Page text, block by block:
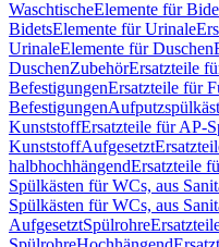
WaschtischeElemente für
BidetsElemente für Urinale
UrinaleElemente für Duschen
DuschenZubehörErsatzteile
BefestigungenErsatzteile für
Befestigungen
KunststoffErsatzteile für AP-
KunststoffAufgesetzt
halbhochhängendErsatzteile
Spülkästen für WCs, aus
Spülkästen für WCs, aus
AufgesetztSpülrohre